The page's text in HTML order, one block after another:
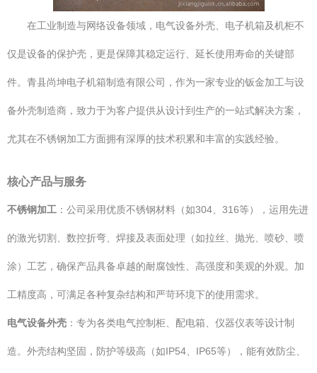
在工业制造与网络设备领域，电气设备外壳、电子机箱及机柜不
仅是设备的保护壳，更是保障其稳定运行、延长使用寿命的关键部
件。青县尚坤电子机箱制造有限公司，作为一家专业的钣金加工与设
备外壳制造商，致力于为客户提供从设计到生产的一站式解决方案，
尤其在不锈钢加工方面拥有深厚的技术积累和丰富的实践经验。
核心产品与服务
不锈钢加工 ：公司采用优质不锈钢材料（如304、316等），运用先进
的激光切割、数控折弯、焊接及表面处理（如拉丝、抛光、喷砂、喷
涂）工艺，确保产品具备卓越的耐腐蚀性、高强度和美观的外观。加
工精度高，可满足各种复杂结构和严苛环境下的使用需求。
电气设备外壳 ：专为各类电气控制柜、配电箱、仪器仪表等设计制
造。外壳结构坚固，防护等级高（如IP54、IP65等），能有效防尘、